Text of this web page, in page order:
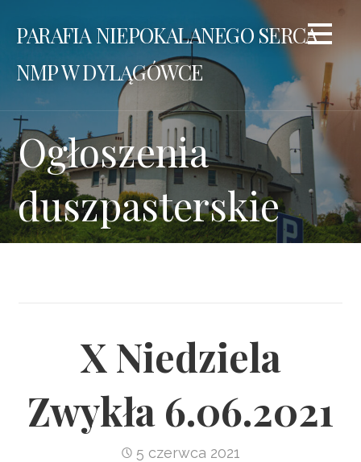
PARAFIA NIEPOKALANEGO SERCA
NMP W DYLĄGÓWCE
Ogłoszenia
duszpasterskie
X Niedziela
Zwykła 6.06.2021
5 czerwca 2021